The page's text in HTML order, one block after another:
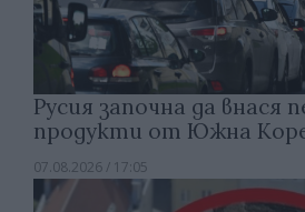
Русия започна да внася
продукти от Южна
07.08.2026 / 17:05